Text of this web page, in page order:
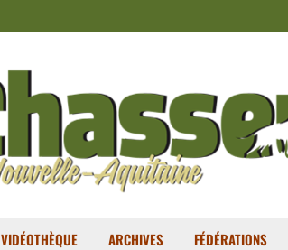
VIDÉOTHÈQUE ARCHIVES FÉDÉRATIONS